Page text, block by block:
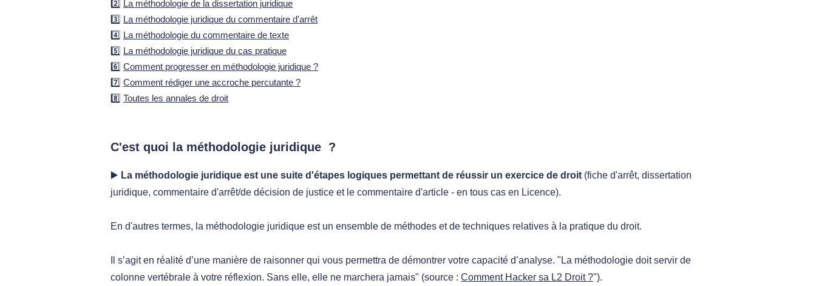
2️⃣ La méthodologie de la dissertation juridique
3️⃣ La méthodologie juridique du commentaire d'arrêt
4️⃣ La méthodologie du commentaire de texte
5️⃣ La méthodologie juridique du cas pratique
6️⃣ Comment progresser en méthodologie juridique ?
7️⃣ Comment rédiger une accroche percutante ?
8️⃣ Toutes les annales de droit
C'est quoi la méthodologie juridique ?
▶️ La méthodologie juridique est une suite d'étapes logiques permettant de réussir un exercice de droit (fiche d'arrêt, dissertation
juridique, commentaire d'arrêt/de décision de justice et le commentaire d'article - en tous cas en Licence).
En d'autres termes, la méthodologie juridique est un ensemble de méthodes et de techniques relatives à la pratique du droit.
Il s’agit en réalité d’une manière de raisonner qui vous permettra de démontrer votre capacité d’analyse. "La méthodologie doit servir de
colonne vertébrale à votre réflexion. Sans elle, elle ne marchera jamais" (source : Comment Hacker sa L2 Droit ?").